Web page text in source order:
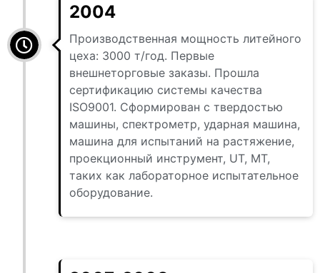
2004
Производственная мощность литейного
цеха: 3000 т/год. Первые
внешнеторговые заказы. Прошла
сертификацию системы качества
ISO9001. Сформирован с твердостью
машины, спектрометр, ударная машина,
машина для испытаний на растяжение,
проекционный инструмент, UT, MT,
таких как лабораторное испытательное
оборудование.